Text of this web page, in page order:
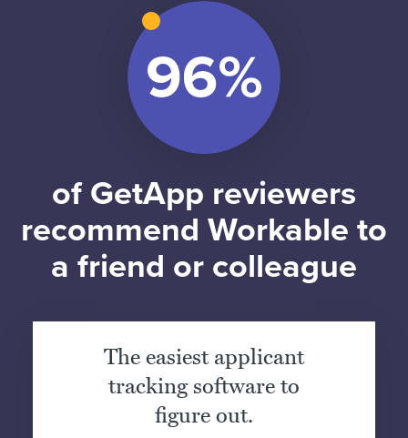
of GetApp reviewers
recommend Workable to
a friend or colleague
The easiest applicant
tracking software to
figure out.